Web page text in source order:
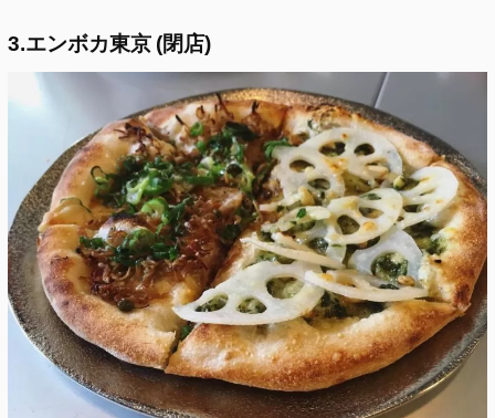
3.エンボカ東京 (閉店)